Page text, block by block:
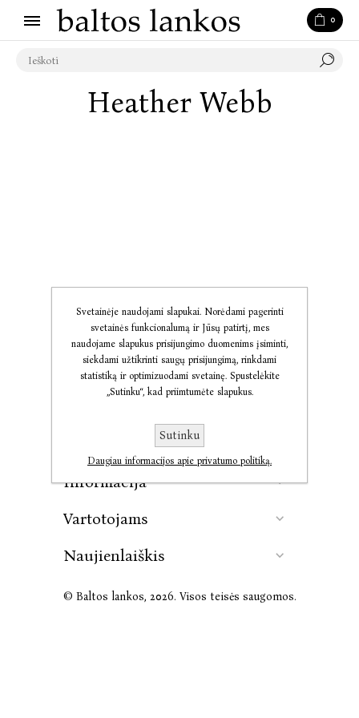
0
Heather Webb
Informacija
Vartotojams
Naujienlaiškis
© Baltos lankos, 2026. Visos teisės saugomos.
Svetainėje naudojami slapukai. Norėdami pagerinti
svetainės funkcionalumą ir Jūsų patirtį, mes
naudojame slapukus prisijungimo duomenims įsiminti,
siekdami užtikrinti saugų prisijungimą, rinkdami
statistiką ir optimizuodami svetainę. Spustelėkite
„Sutinku“, kad priimtumėte slapukus.
Sutinku
Daugiau informacijos apie privatumo politiką.